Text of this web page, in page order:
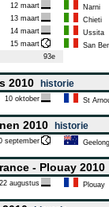
12 maart
Narni
13 maart
Chieti
14 maart
Ussita
15 maart
San
93e
2010 historie
10 oktober St
2010 historie
september Geelong
- Plouay
22 augustus Plouay